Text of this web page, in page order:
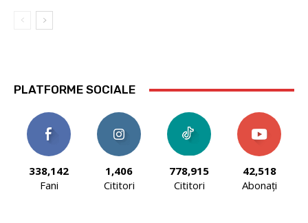
PLATFORME SOCIALE
338,142
Fani
1,406
Cititori
778,915
Cititori
42,518
Abonați